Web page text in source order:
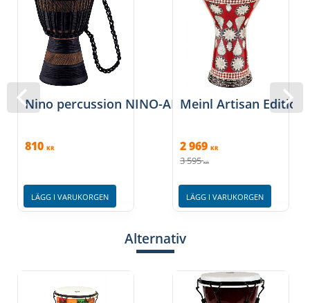
Nino percussion NINO-ADJ3-XS - Brun/Svart
810 KR
LÄGG I VARUKORGEN
Meinl Artisan Edition
2 969 KR
3 595 KR
LÄGG I VARUKORGEN
Alternativ